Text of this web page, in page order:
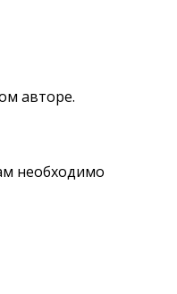
авторе.
необходимо